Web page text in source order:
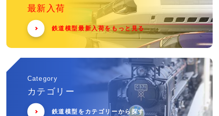
最新入荷
鉄道模型最新入荷をもっと見る
Category
カテゴリー
鉄道模型をカテゴリーから探す